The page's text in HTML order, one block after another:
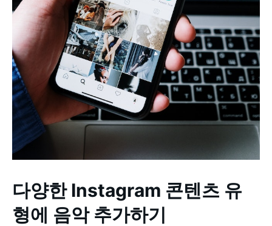
다양한 Instagram 콘텐츠 유
형에 음악 추가하기